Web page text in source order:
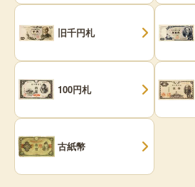
旧千円札
100円札
古紙幣